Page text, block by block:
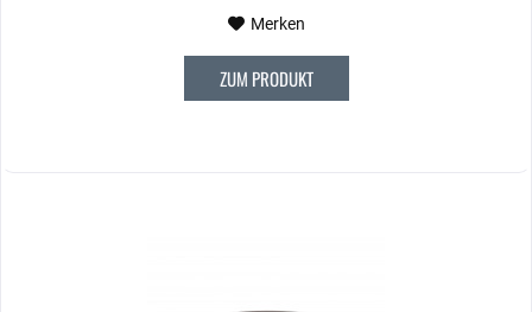
Merken
ZUM PRODUKT